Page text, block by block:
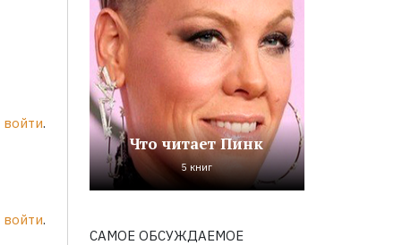
войти.
войти.
Что читает Пинк
5 книг
САМОЕ ОБСУЖДАЕМОЕ